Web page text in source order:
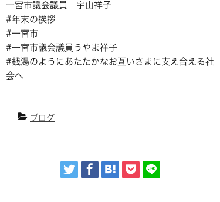
一宮市議会議員 宇山祥子
#年末の挨拶
#一宮市
#一宮市議会議員うやま祥子
#銭湯のようにあたたかなお互いさまに支え合える社
会へ
ブログ